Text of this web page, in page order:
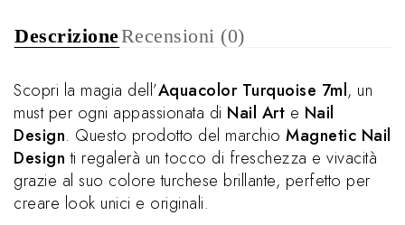
DescrizioneRecensioni (0)
Scopri la magia dell’Aquacolor Turquoise 7ml, un
must per ogni appassionata di Nail Art e Nail
Design. Questo prodotto del marchio Magnetic Nail
Design ti regalerà un tocco di freschezza e vivacità
grazie al suo colore turchese brillante, perfetto per
creare look unici e originali.